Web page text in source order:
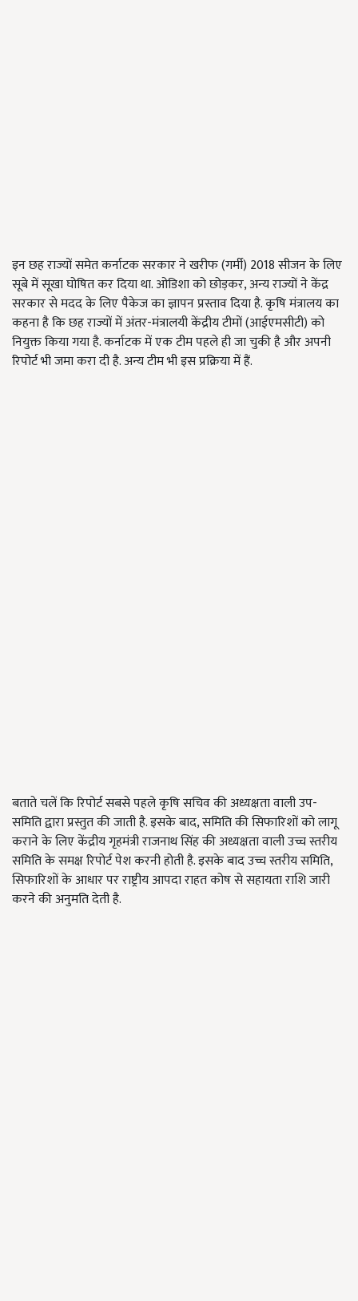
इन छह राज्यों समेत कर्नाटक सरकार ने खरीफ (गर्मी) 2018 सीजन के लिए
सूबे में सूखा घोषित कर दिया था. ओडिशा को छोड़कर, अन्य राज्यों ने केंद्र
सरकार से मदद के लिए पैकेज का ज्ञापन प्रस्ताव दिया है. कृषि मंत्रालय का
कहना है कि छह राज्यों में अंतर-मंत्रालयी केंद्रीय टीमों (आईएमसीटी) को
नियुक्त किया गया है. कर्नाटक में एक टीम पहले ही जा चुकी है और अपनी
रिपोर्ट भी जमा करा दी है. अन्य टीम भी इस प्रक्रिया में हैं.
बताते चलें कि रिपोर्ट सबसे पहले कृषि सचिव की अध्यक्षता वाली उप-
समिति द्वारा प्रस्तुत की जाती है. इसके बाद, समिति की सिफारिशों को लागू
कराने के लिए केंद्रीय गृहमंत्री राजनाथ सिंह की अध्यक्षता वाली उच्च स्तरीय
समिति के समक्ष रिपोर्ट पेश करनी होती है. इसके बाद उच्च स्तरीय समिति,
सिफारिशों के आधार पर राष्ट्रीय आपदा राहत कोष से सहायता राशि जारी
करने की अनुमति देती है.